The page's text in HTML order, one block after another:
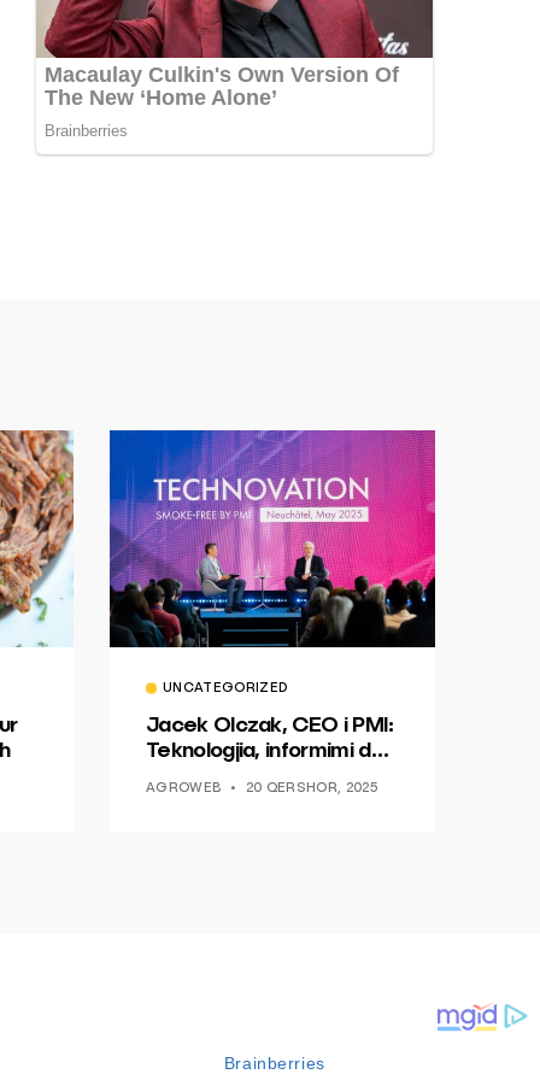
UNCATEGORIZED
Jacek Olczak, CEO i PMI:
Teknologjia, informimi dhe
AGROWEB 20 QERSHOR, 2025